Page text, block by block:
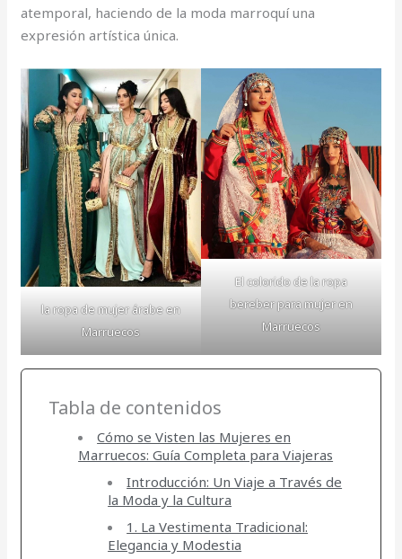
atemporal, haciendo de la moda marroquí una
expresión artística única.
la ropa de mujer árabe en
Marruecos
El colorido de la ropa
bereber para mujer en
Marruecos
Tabla de contenidos
Cómo se Visten las Mujeres en
Marruecos: Guía Completa para Viajeras
Introducción: Un Viaje a Través de
la Moda y la Cultura
1. La Vestimenta Tradicional:
Elegancia y Modestia